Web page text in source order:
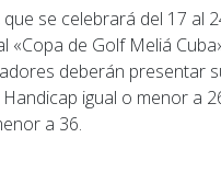
se celebrará del 17 al
de Golf Meliá
deberán presentar
igual o menor a
a 36.